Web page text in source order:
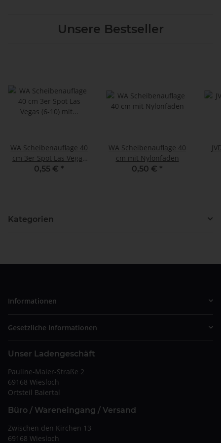
Unsere Bestseller
WA Scheibenauflage 40
cm 3er Spot Las Vegas
(6-10) mit Nylonfäden
0,55 € *
WA Scheibenauflage 40
cm mit Nylonfäden
0,50 € *
Kategorien
Informationen
Gesetzliche Informationen
Unser Ladengeschäft
Pauline-Maier-Straße 2
69168 Wiesloch
Ortsteil Baiertal
Büro / Wareneingang / Versand
Zwischen den Kirchen 13
69168 Wiesloch